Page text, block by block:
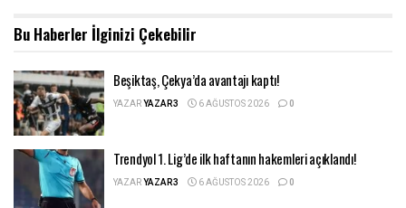
Bu Haberler İlginizi Çekebilir
Beşiktaş, Çekya’da avantajı kaptı!
YAZARYAZAR3 6 AĞUSTOS 2026 0
Trendyol 1. Lig’de ilk haftanın hakemleri açıklandı!
YAZARYAZAR3 6 AĞUSTOS 2026 0